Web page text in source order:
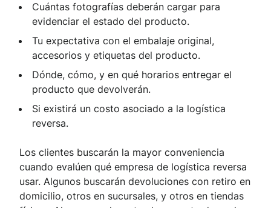
Cuántas fotografías deberán cargar para
evidenciar el estado del producto.
Tu expectativa con el embalaje original,
accesorios y etiquetas del producto.
Dónde, cómo, y en qué horarios entregar el
producto que devolverán.
Si existirá un costo asociado a la logística
reversa.
Los clientes buscarán la mayor conveniencia
cuando evalúen qué empresa de logística reversa
usar. Algunos buscarán devoluciones con retiro en
domicilio, otros en sucursales, y otros en tiendas